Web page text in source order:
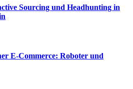
Sourcing und Headhunting in
E-Commerce: Roboter und